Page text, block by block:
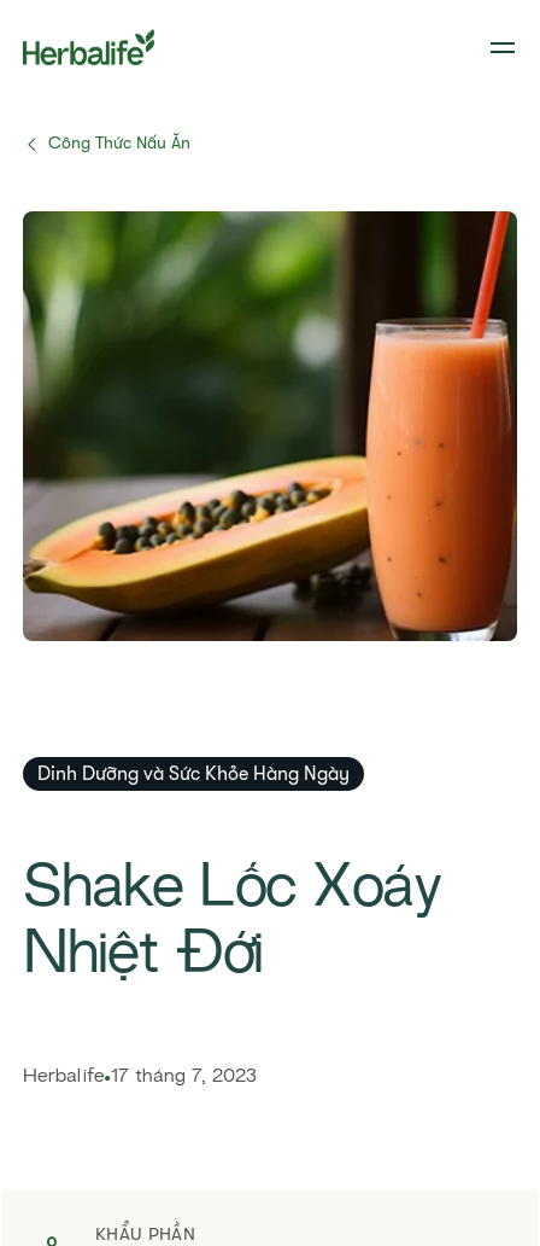
Công Thức Nấu Ăn
Dinh Dưỡng và Sức Khỏe Hàng Ngày
Shake Lốc Xoáy
Nhiệt Đới
Herbalife 17 tháng 7, 2023
KHẨU PHẦN